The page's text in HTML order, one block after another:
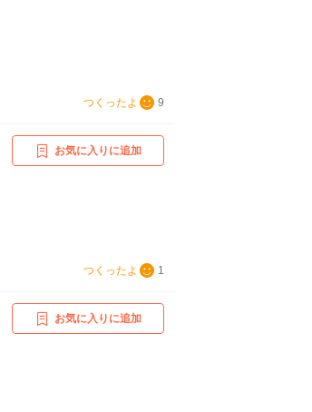
つくったよ 9
お気に入りに追加
つくったよ 1
お気に入りに追加